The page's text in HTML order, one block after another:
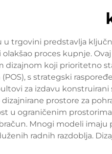
u trgovini predstavlja
olakšao proces kupnje.
dizajnom koji prioritetno
(POS), s strategski
za izdavu
dizajnirane prostore za
u ograničenim
Mnogi modeli
radnih razdoblja.